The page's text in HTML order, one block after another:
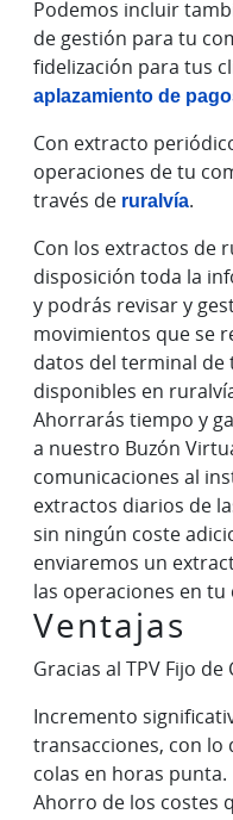
Podemos incluir
de gestión para tu
fidelización para tus
aplazamiento de
Con extracto
operaciones de tu
través de ruralvía.
Con los extractos de
disposición toda la
y podrás revisar y
movimientos que se
datos del terminal de
disponibles en
Ahorrarás tiempo y
a nuestro Buzón
comunicaciones al
extractos diarios de
sin ningún coste
enviaremos un
las operaciones en tu
Ventajas
Gracias al TPV Fijo
Incremento
transacciones, con lo
colas en horas punta.
Ahorro de los costes